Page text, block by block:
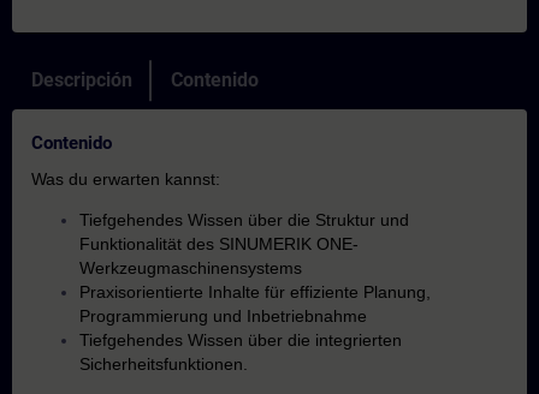
Descripción Contenido
Contenido
Was du erwarten kannst:
Tiefgehendes Wissen über die Struktur und
Funktionalität des SINUMERIK ONE-
Werkzeugmaschinensystems
Praxisorientierte Inhalte für effiziente Planung,
Programmierung und Inbetriebnahme
Tiefgehendes Wissen über die integrierten
Sicherheitsfunktionen.